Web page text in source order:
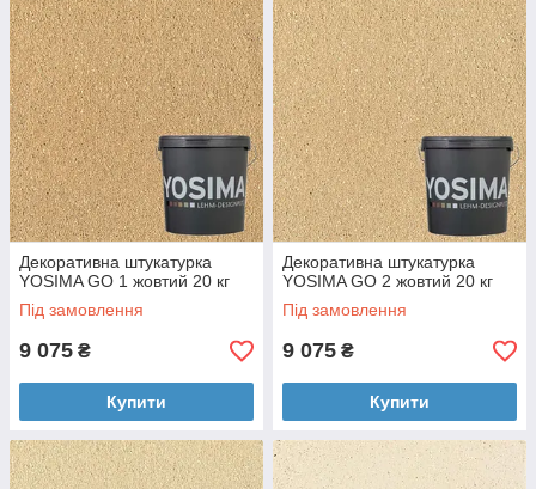
Декоративна штукатурка
YOSIMA GO 1 жовтий 20 кг
Під замовлення
9 075 ₴
Купити
Декоративна штукатурка
YOSIMA GO 2 жовтий 20 кг
Під замовлення
9 075 ₴
Купити